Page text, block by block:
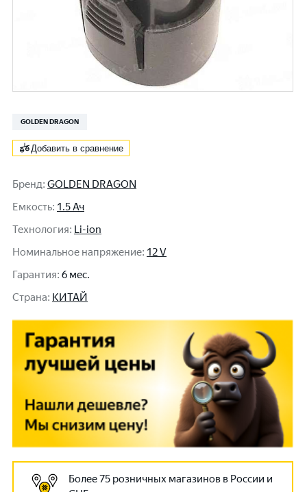
GOLDEN DRAGON
Добавить в сравнение
Бренд: GOLDEN DRAGON
Емкость: 1.5 Ач
Технология: Li-ion
Номинальное напряжение: 12 V
Гарантия: 6 мес.
Cтрана: КИТАЙ
Более 75 розничных магазинов в России и